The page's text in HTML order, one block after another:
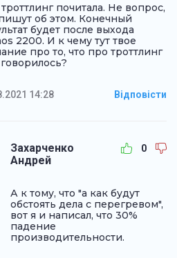
почитала. Не вопрос,
об этом. Конечный
будет после выхода
2200. И к чему тут твое
про то, что про троттлинг
14:28 Відповісти
Захарченко
Андрей
0
А к тому, что "а как будут
обстоять дела с перегревом",
вот я и написал, что 30%
падение
производительности.